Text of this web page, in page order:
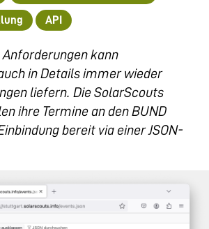
API
kann
in Details immer wieder
liefern. Die SolarScouts
ihre Termine an den BUND
bereit via einer JSON-